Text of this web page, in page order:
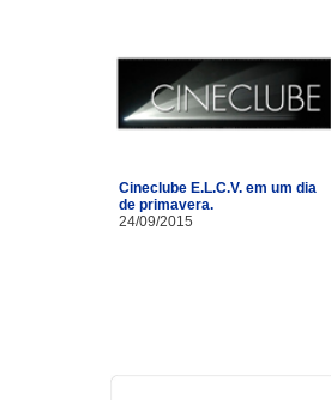
Cineclube E.L.C.V. em um dia
de primavera.
24/09/2015